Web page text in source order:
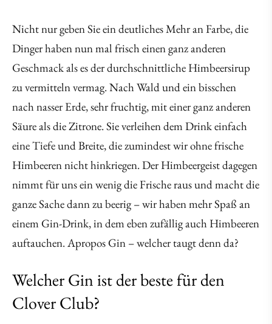
Nicht nur geben Sie ein deutliches Mehr an Farbe, die
Dinger haben nun mal frisch einen ganz anderen
Geschmack als es der durchschnittliche Himbeersirup
zu vermitteln vermag. Nach Wald und ein bisschen
nach nasser Erde, sehr fruchtig, mit einer ganz anderen
Säure als die Zitrone. Sie verleihen dem Drink einfach
eine Tiefe und Breite, die zumindest wir ohne frische
Himbeeren nicht hinkriegen. Der Himbeergeist dagegen
nimmt für uns ein wenig die Frische raus und macht die
ganze Sache dann zu beerig – wir haben mehr Spaß an
einem Gin-Drink, in dem eben zufällig auch Himbeeren
auftauchen. Apropos Gin – welcher taugt denn da?
Welcher Gin ist der beste für den
Clover Club?